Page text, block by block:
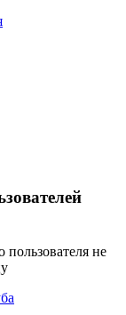
пользователя не